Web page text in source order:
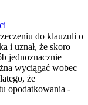
do klauzuli o
i uznał, że skoro
jednoznacznie
wyciągać wobec
że
opodatkowania -